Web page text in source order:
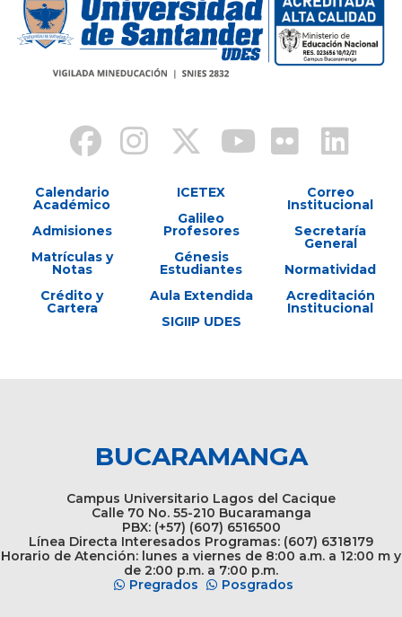
Calendario
Académico
Admisiones
Matrículas y
Notas
Crédito y
Cartera
ICETEX
Galileo
Profesores
Génesis
Estudiantes
Aula Extendida
SIGIIP UDES
Correo
Institucional
Secretaría
General
Normatividad
Acreditación
Institucional
BUCARAMANGA
Campus Universitario Lagos del Cacique
Calle 70 No. 55-210 Bucaramanga
PBX: (+57) (607) 6516500
Línea Directa Interesados Programas: (607) 6318179
Horario de Atención: lunes a viernes de 8:00 a.m. a 12:00 m y
de 2:00 p.m. a 7:00 p.m.
Pregrados
Posgrados